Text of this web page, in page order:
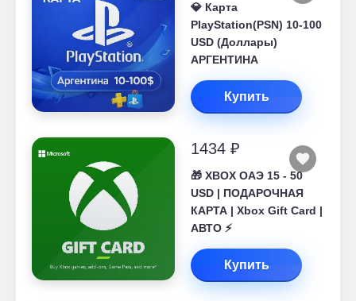
💎 Карта
PlayStation(PSN) 10-100
USD (Доллары)
АРГЕНТИНА
Купить
1434 ₽
🎁 XBOX ОАЭ 15 - 50
USD | ПОДАРОЧНАЯ
КАРТА | Xbox Gift Card |
АВТО ⚡
Купить